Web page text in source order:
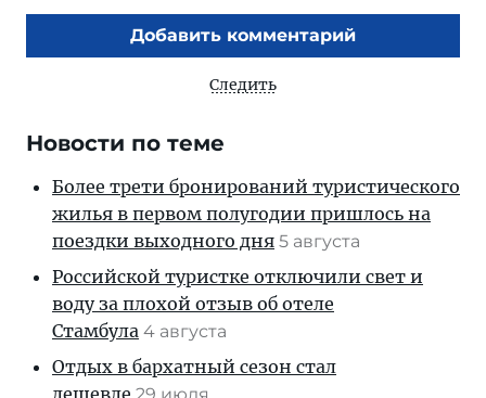
Добавить комментарий
Следить
Новости по теме
Более трети бронирований туристического
жилья в первом полугодии пришлось на
поездки выходного дня 5 августа
Российской туристке отключили свет и
воду за плохой отзыв об отеле
Стамбула 4 августа
Отдых в бархатный сезон стал